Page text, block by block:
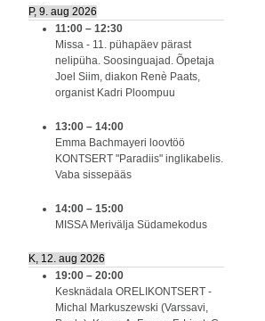
P, 9. aug 2026
11:00 – 12:30
Missa - 11. pühapäev pärast
nelipüha. Soosinguajad. Õpetaja
Joel Siim, diakon Renè Paats,
organist Kadri Ploompuu
13:00 – 14:00
Emma Bachmayeri loovtöö
KONTSERT "Paradiis" inglikabelis.
Vaba sissepääs
14:00 – 15:00
MISSA Merivälja Südamekodus
K, 12. aug 2026
19:00 – 20:00
Kesknädala ORELIKONTSERT -
Michal Markuszewski (Varssavi,